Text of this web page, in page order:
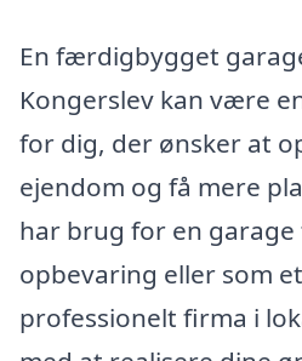
En færdigbygget
Kongerslev kan være
for dig, der ønsker at
ejendom og få mere
har brug for en garage
opbevaring eller som
professionelt firma i